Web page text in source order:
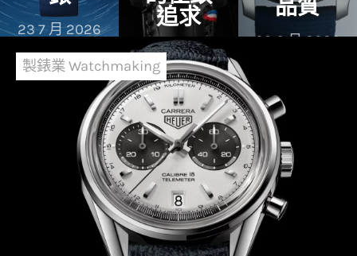
23 7 月 2026
追求
2 7 月 2026
品質
29 6 月 2026
製錶業 Watchmaking